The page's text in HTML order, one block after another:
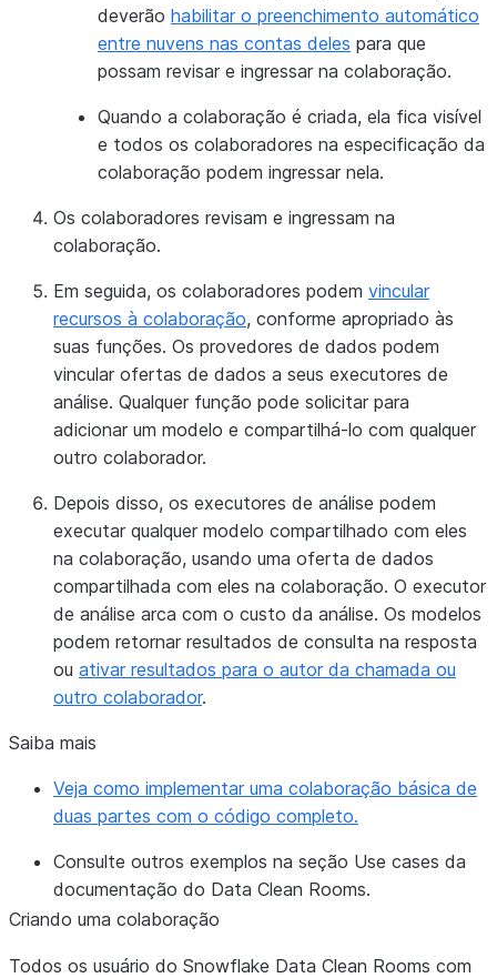
deverão habilitar o preenchimento automático
entre nuvens nas contas deles para que
possam revisar e ingressar na colaboração.
Quando a colaboração é criada, ela fica visível
e todos os colaboradores na especificação da
colaboração podem ingressar nela.
Os colaboradores revisam e ingressam na
colaboração.
Em seguida, os colaboradores podem vincular
recursos à colaboração, conforme apropriado às
suas funções. Os provedores de dados podem
vincular ofertas de dados a seus executores de
análise. Qualquer função pode solicitar para
adicionar um modelo e compartilhá-lo com qualquer
outro colaborador.
Depois disso, os executores de análise podem
executar qualquer modelo compartilhado com eles
na colaboração, usando uma oferta de dados
compartilhada com eles na colaboração. O executor
de análise arca com o custo da análise. Os modelos
podem retornar resultados de consulta na resposta
ou ativar resultados para o autor da chamada ou
outro colaborador.
Saiba mais
Veja como implementar uma colaboração básica de
duas partes com o código completo.
Consulte outros exemplos na seção Use cases da
documentação do Data Clean Rooms.
Criando uma colaboração
Todos os usuário do Snowflake Data Clean Rooms com